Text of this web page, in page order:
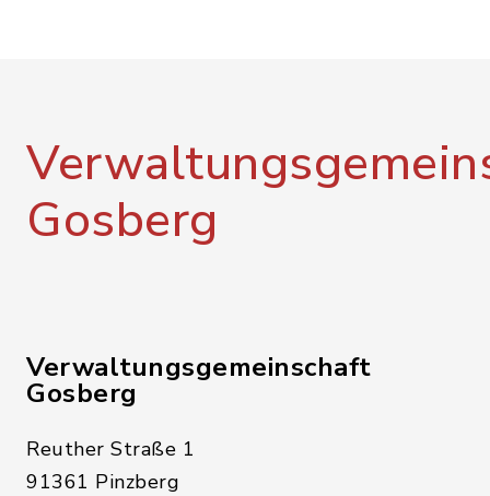
Gosberg
Verwaltungsgemeinschaft
Gosberg
Reuther Straße 1
91361 Pinzberg